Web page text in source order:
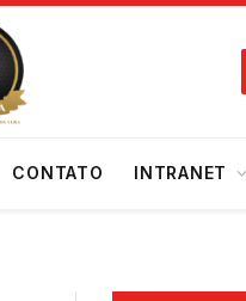
CONTATO INTRANET